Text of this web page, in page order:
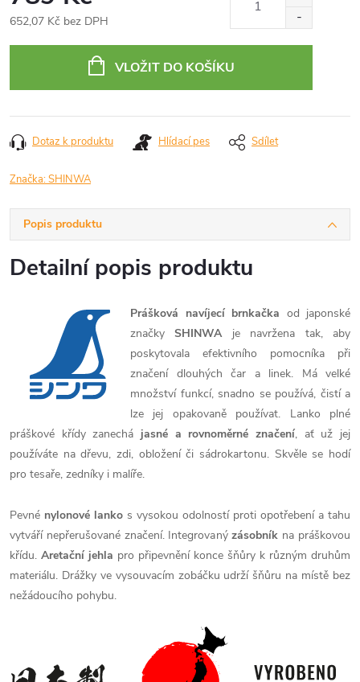
652,07 Kč bez DPH
VLOŽIT DO KOŠÍKU
Dotaz k produktu Hlídací pes Sdílet
Značka:SHINWA
Popis produktu
Detailní popis produktu
Prášková navíjecí brnkačka od japonské
značkySHINWAje navržena tak, aby
poskytovala efektivního pomocníka při
značení dlouhých čar a linek. Má velké
množství funkcí, snadno se používá, čistí a
lze jej opakovaně používat. Lanko plné
práškové křídy zanechá jasné a rovnoměrné značení, ať už jej
používáte na dřevu, zdi, obložení či sádrokartonu. Skvěle se hodí
pro tesaře, zedníky i malíře.
Pevné nylonové lanko s vysokou odolností proti opotřebení a tahu
vytváří nepřerušované značení. Integrovanýzásobník na práškovou
křídu. Aretační jehla pro připevnění konce šňůry k různým druhům
materiálu. Drážky ve vysouvacím zobáčku udrží šňůru na místě bez
nežádoucího pohybu.